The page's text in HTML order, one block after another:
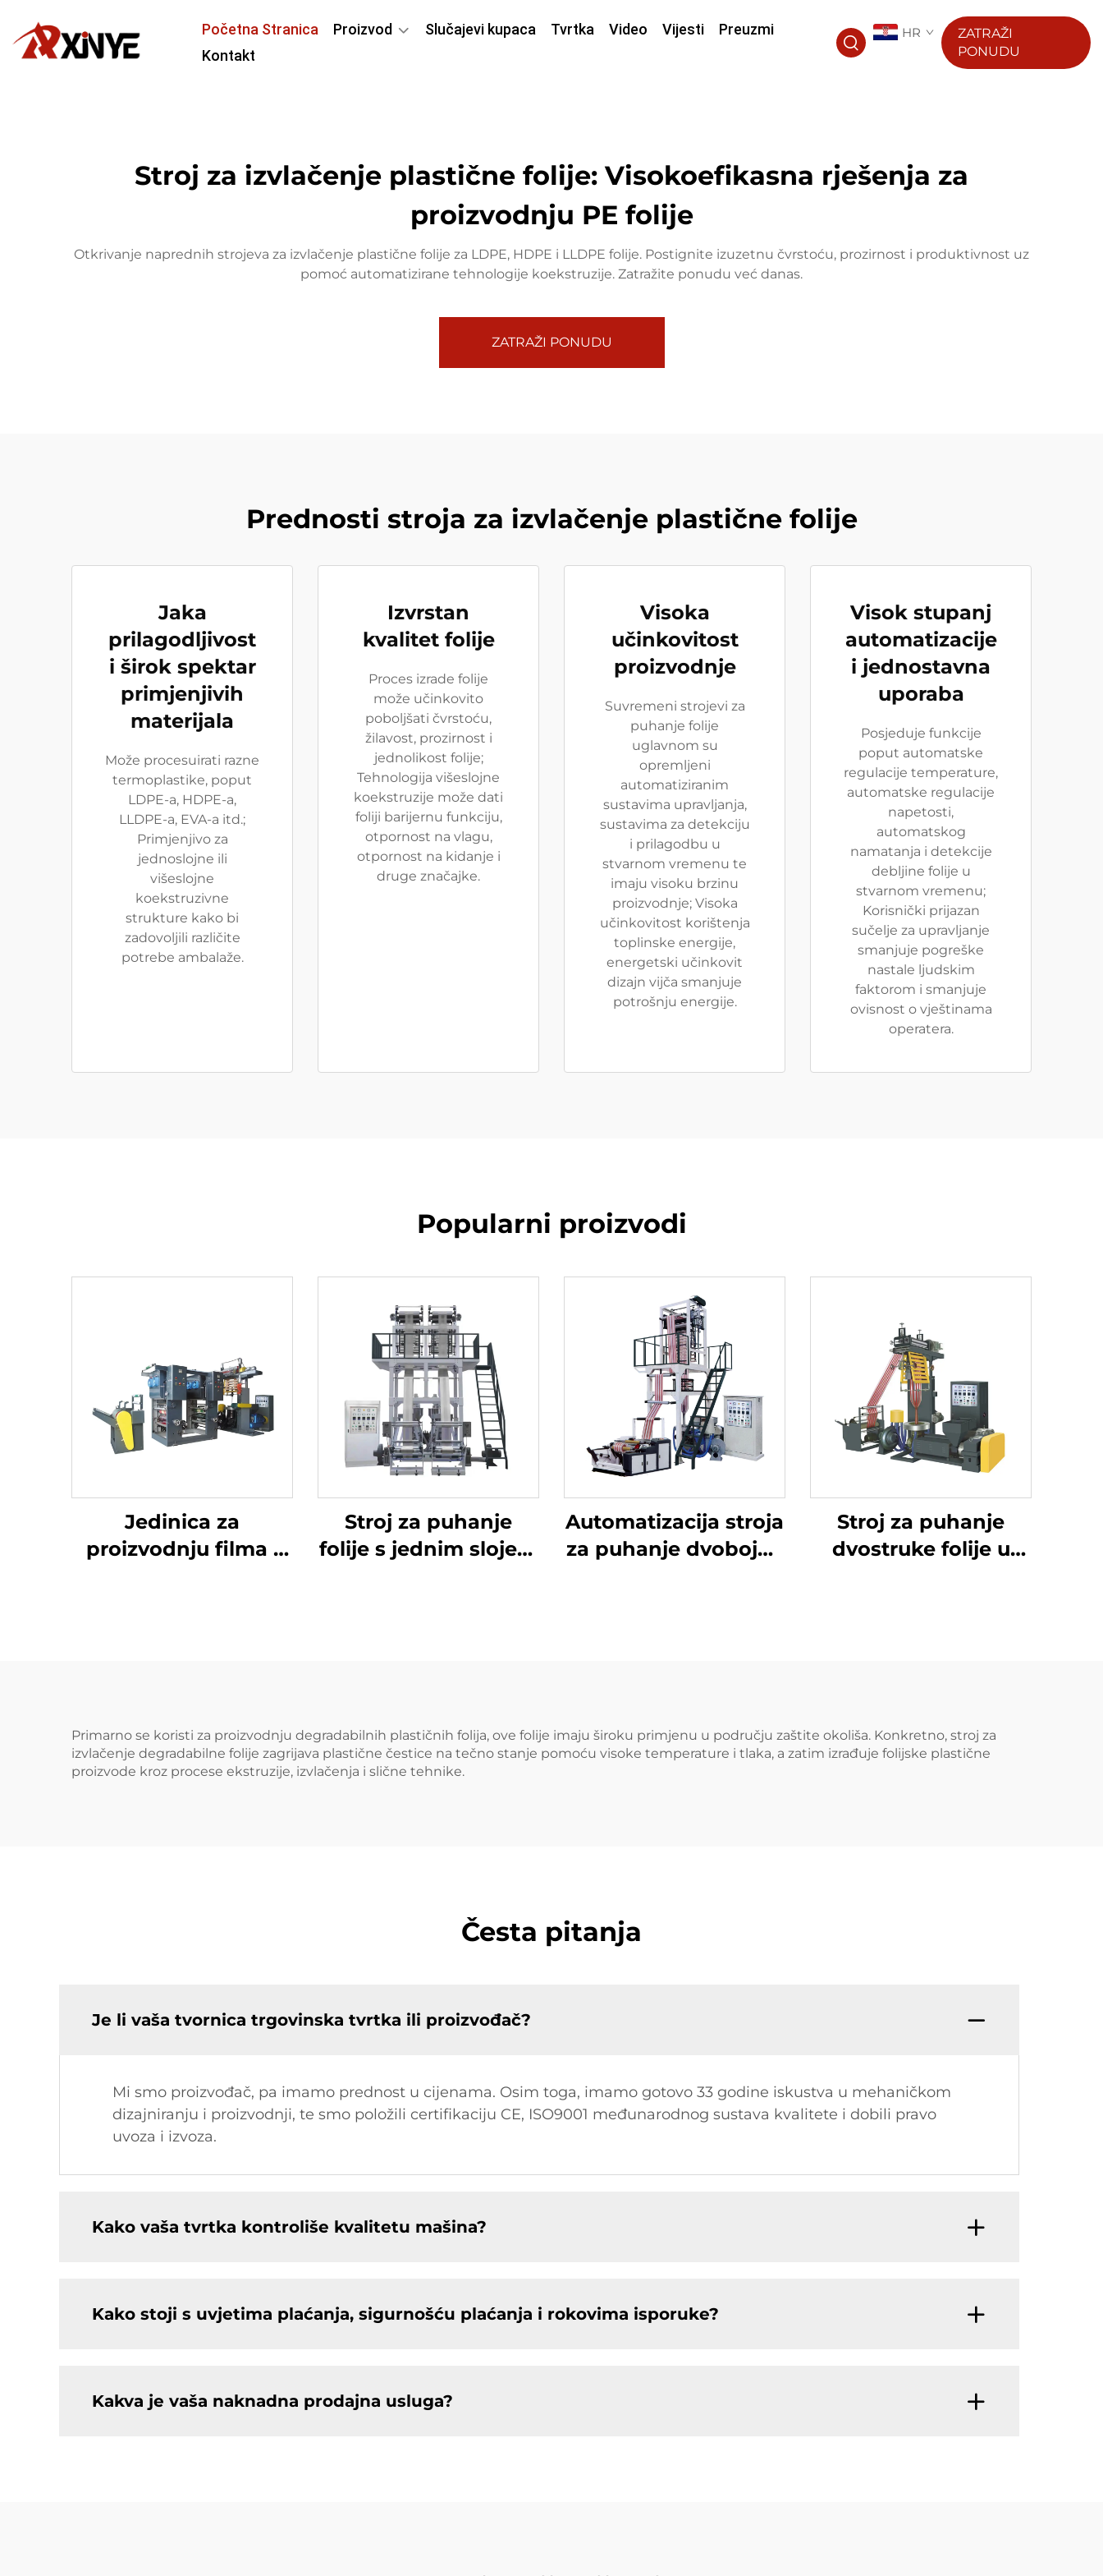
Početna Stranica Proizvod Slučajevi kupaca Tvrtka Video Vijesti
Preuzmi
Kontakt
HR
ZATRAŽI
PONUDU
Stroj za izvlačenje plastične folije: Visokoefikasna rješenja za
proizvodnju PE folije
Otkrivanje naprednih strojeva za izvlačenje plastične folije za LDPE, HDPE i LLDPE folije. Postignite izuzetnu čvrstoću, prozirnost i produktivnost uz
pomoć automatizirane tehnologije koekstruzije. Zatražite ponudu već danas.
ZATRAŽI PONUDU
Prednosti stroja za izvlačenje plastične folije
Jaka
prilagodljivost
i širok spektar
primjenjivih
materijala
Može procesuirati razne
termoplastike, poput
LDPE-a, HDPE-a,
LLDPE-a, EVA-a itd.;
Primjenjivo za
jednoslojne ili
višeslojne
koekstruzivne
strukture kako bi
zadovoljili različite
potrebe ambalaže.
Izvrstan
kvalitet folije
Proces izrade folije
može učinkovito
poboljšati čvrstoću,
žilavost, prozirnost i
jednolikost folije;
Tehnologija višeslojne
koekstruzije može dati
foliji barijernu funkciju,
otpornost na vlagu,
otpornost na kidanje i
druge značajke.
Visoka
učinkovitost
proizvodnje
Suvremeni strojevi za
puhanje folije
uglavnom su
opremljeni
automatiziranim
sustavima upravljanja,
sustavima za detekciju
i prilagodbu u
stvarnom vremenu te
imaju visoku brzinu
proizvodnje; Visoka
učinkovitost korištenja
toplinske energije,
energetski učinkovit
dizajn vijča smanjuje
potrošnju energije.
Visok stupanj
automatizacije
i jednostavna
uporaba
Posjeduje funkcije
poput automatske
regulacije temperature,
automatske regulacije
napetosti,
automatskog
namatanja i detekcije
debljine folije u
stvarnom vremenu;
Korisnički prijazan
sučelje za upravljanje
smanjuje pogreške
nastale ljudskim
faktorom i smanjuje
ovisnost o vještinama
operatera.
Popularni proizvodi
Jedinica za
proizvodnju filma i
Stroj za puhanje
folije s jednim slojem
Automatizacija stroja
za puhanje dvobojne
Stroj za puhanje
dvostruke folije u
Primarno se koristi za proizvodnju degradabilnih plastičnih folija, ove folije imaju široku primjenu u području zaštite okoliša. Konkretno, stroj za
izvlačenje degradabilne folije zagrijava plastične čestice na tečno stanje pomoću visoke temperature i tlaka, a zatim izrađuje folijske plastične
proizvode kroz procese ekstruzije, izvlačenja i slične tehnike.
Česta pitanja
Je li vaša tvornica trgovinska tvrtka ili proizvođač?
Mi smo proizvođač, pa imamo prednost u cijenama. Osim toga, imamo gotovo 33 godine iskustva u mehaničkom
dizajniranju i proizvodnji, te smo položili certifikaciju CE, ISO9001 međunarodnog sustava kvalitete i dobili pravo
uvoza i izvoza.
Kako vaša tvrtka kontroliše kvalitetu mašina?
Kako stoji s uvjetima plaćanja, sigurnošću plaćanja i rokovima isporuke?
Kakva je vaša naknadna prodajna usluga?